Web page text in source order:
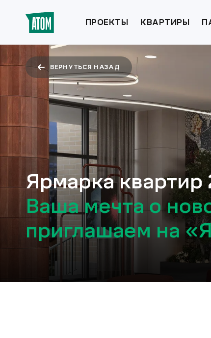
ПРОЕКТЫ КВАРТИРЫ
ВЕРНУТЬСЯ НАЗАД
Ярмарка квартир
Ваша мечта о
приглашаем на